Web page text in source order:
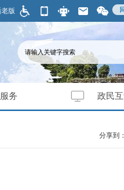
老版
务 政民
分享到：